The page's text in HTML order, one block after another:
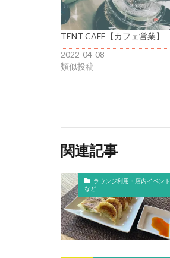
TENT CAFE【カフェ営業】
2022-04-08
類似投稿
関連記事
ラウンジ利用・店内イベント
など